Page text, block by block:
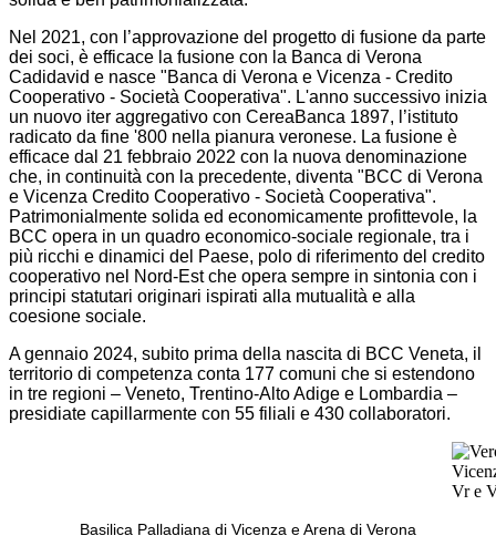
Nel 2021, con l’approvazione del progetto di fusione da parte
dei soci, è efficace la fusione con la Banca di Verona
Cadidavid e nasce "Banca di Verona e Vicenza - Credito
Cooperativo - Società Cooperativa". L'anno successivo inizia
un nuovo iter aggregativo con CereaBanca 1897, l’istituto
radicato da fine '800 nella pianura veronese. La fusione è
efficace dal 21 febbraio 2022 con la nuova denominazione
che, in continuità con la precedente, diventa "BCC di Verona
e Vicenza Credito Cooperativo - Società Cooperativa".
Patrimonialmente solida ed economicamente profittevole, la
BCC opera in un quadro economico-sociale regionale, tra i
più ricchi e dinamici del Paese, polo di riferimento del credito
cooperativo nel Nord-Est che opera sempre in sintonia con i
principi statutari originari ispirati alla mutualità e alla
coesione sociale.
A gennaio 2024, subito prima della nascita di BCC Veneta, il
territorio di competenza conta 177 comuni che si estendono
in tre regioni – Veneto, Trentino-Alto Adige e Lombardia –
presidiate capillarmente con 55 filiali e 430 collaboratori.
Basilica Palladiana di Vicenza e Arena di Verona